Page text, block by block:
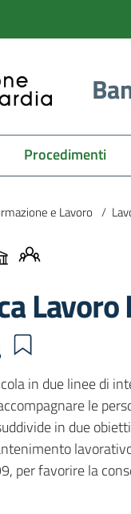
Procedimenti
e Lavoro /
in due linee di
le
in due
per favorire la